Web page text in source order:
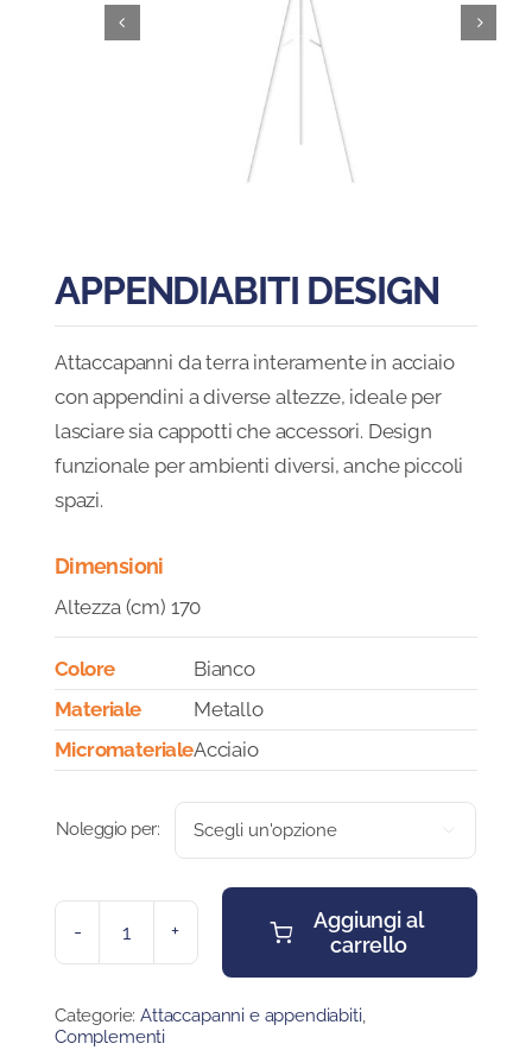
APPENDIABITI DESIGN
Attaccapanni da terra interamente in acciaio
con appendini a diverse altezze, ideale per
lasciare sia cappotti che accessori. Design
funzionale per ambienti diversi, anche piccoli
spazi.
Dimensioni
Altezza (cm) 170
Colore
Bianco
Materiale
Metallo
MicromaterialeAcciaio
Noleggio per:
APPENDIABITI
quantità
Aggiungi al
carrello
Categorie:Attaccapanni e appendiabiti,
Complementi